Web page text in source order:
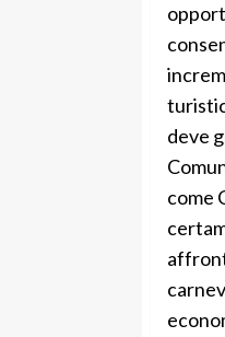
deve
come